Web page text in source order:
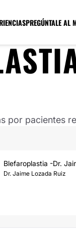
PREGÚNTALE AL
pacientes
Blefaroplastia -Dr.
Dr. Jaime Lozada Ruiz